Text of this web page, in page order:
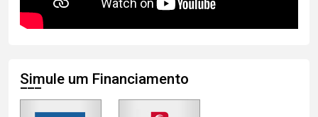
Simule um Financiamento